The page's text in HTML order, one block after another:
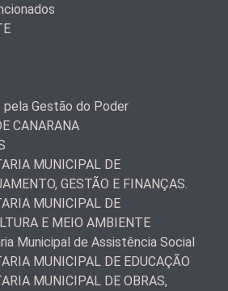
pela Gestão do Poder
CANARANA
MUNICIPAL DE
GESTÃO E FINANÇAS.
MUNICIPAL DE
E MEIO AMBIENTE
Municipal de Assistência Social
MUNICIPAL DE EDUCAÇÃO
MUNICIPAL DE OBRAS,